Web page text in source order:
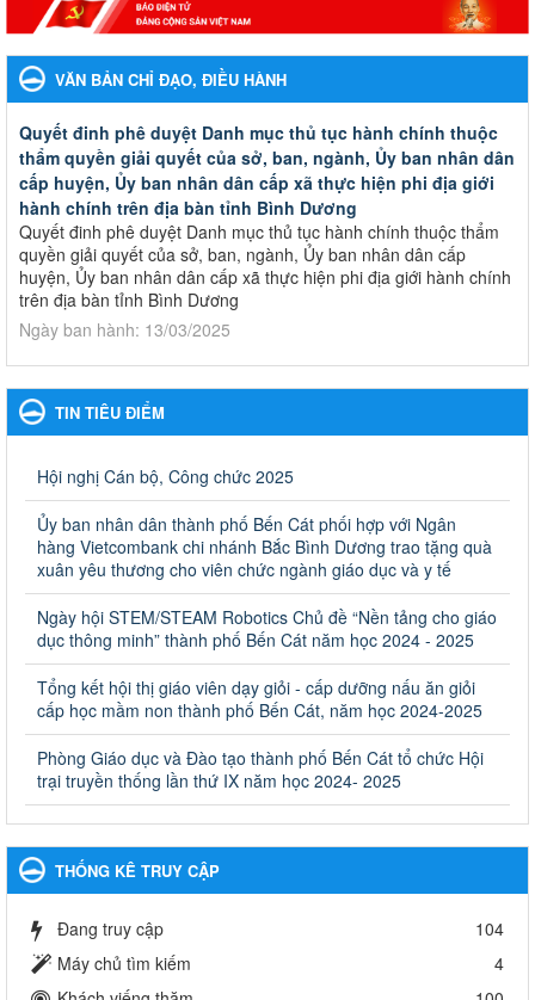
VĂN BẢN CHỈ ĐẠO, ĐIỀU HÀNH
Quyết đinh phê duyệt Danh mục thủ tục hành chính thuộc
thẩm quyền giải quyết của sở, ban, ngành, Ủy ban nhân dân
cấp huyện, Ủy ban nhân dân cấp xã thực hiện phi địa giới
hành chính trên địa bàn tỉnh Bình Dương
Quyết đinh phê duyệt Danh mục thủ tục hành chính thuộc thẩm
quyền giải quyết của sở, ban, ngành, Ủy ban nhân dân cấp
huyện, Ủy ban nhân dân cấp xã thực hiện phi địa giới hành chính
trên địa bàn tỉnh Bình Dương
Ngày ban hành: 13/03/2025
Kế hoạch Phổ biến, giáo dục pháp luật năm 2025 của ngành
Giáo dục và Đào tạo thành phố Bến Cát
Kế hoạch Phổ biến, giáo dục pháp luật năm 2025 của ngành
Ngày ban hành: 28/02/2025
Quyết định công bố thủ tục hành chính bị bãi bỏ trong lĩnh
vực giáo dục đào tạo thuộc hệ giáo dục quốc dân và cơ sở
giáo dục khác thuộc thẩm quyền giải quyết của Sở Giáo dục
và Đào tạo, Ủy ban nhân dân cấp huyện
Quyết định công bố thủ tục hành chính bị bãi bỏ trong lĩnh vực
giáo dục đào tạo thuộc hệ giáo dục quốc dân và cơ sở giáo dục
khác thuộc thẩm quyền giải quyết của Sở Giáo dục và Đào tạo,
Ủy ban nhân dân cấp huyện
Ngày ban hành: 30/09/2024
Hướng dẫn thực hiện nhiệm vụ giáo dục tiểu học năm học
2024-2025
Hướng dẫn thực hiện nhiệm vụ giáo dục tiểu học năm học 2024-
2025
Ngày ban hành: 26/09/2024
Tổ chức các hoạt động hè cho học sinh năm 2024
Ngày ban hành: 24/05/2024
TIN TIÊU ĐIỂM
Hội nghị Cán bộ, Công chức 2025
Ủy ban nhân dân thành phố Bến Cát phối hợp với Ngân
hàng Vietcombank chi nhánh Bắc Bình Dương trao tặng quà
xuân yêu thương cho viên chức ngành giáo dục và y tế
Ngày hội STEM/STEAM Robotics Chủ đề “Nền tảng cho giáo
dục thông minh” thành phố Bến Cát năm học 2024 - 2025
Tổng kết hội thị giáo viên dạy giỏi - cấp dưỡng nấu ăn giỏi
cấp học mầm non thành phố Bến Cát, năm học 2024-2025
Phòng Giáo dục và Đào tạo thành phố Bến Cát tổ chức Hội
trại truyền thống lần thứ IX năm học 2024- 2025
THỐNG KÊ TRUY CẬP
Đang truy cập
104
Máy chủ tìm kiếm
4